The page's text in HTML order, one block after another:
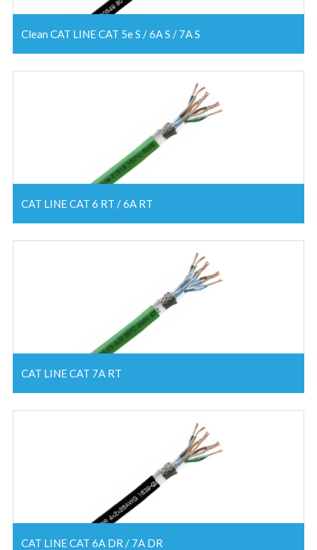
Clean CAT LINE CAT 5e S / 6A S / 7A S
CAT LINE CAT 6 RT / 6A RT
CAT LINE CAT 7A RT
CAT LINE CAT 6A DR / 7A DR